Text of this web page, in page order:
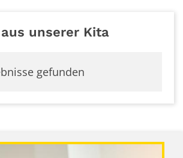
unserer Kita
gefunden